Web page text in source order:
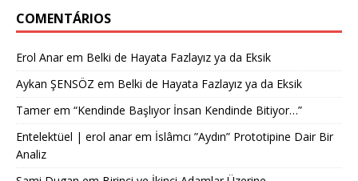
COMENTÁRIOS
Erol Anarem Belki de Hayata Fazlayız ya da Eksik
Aykan ŞENSÖZ em Belki de Hayata Fazlayız ya da Eksik
Tamerem “Kendinde Başlıyor İnsan Kendinde Bitiyor…”
Entelektüel | erol anarem İslâmcı ”Aydın” Prototipine Dair Bir
Analiz